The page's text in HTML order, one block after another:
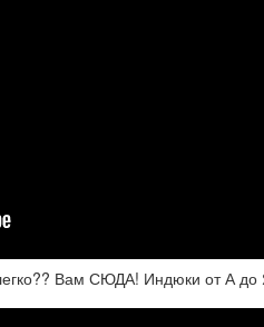
Вам СЮДА! Индюки от А